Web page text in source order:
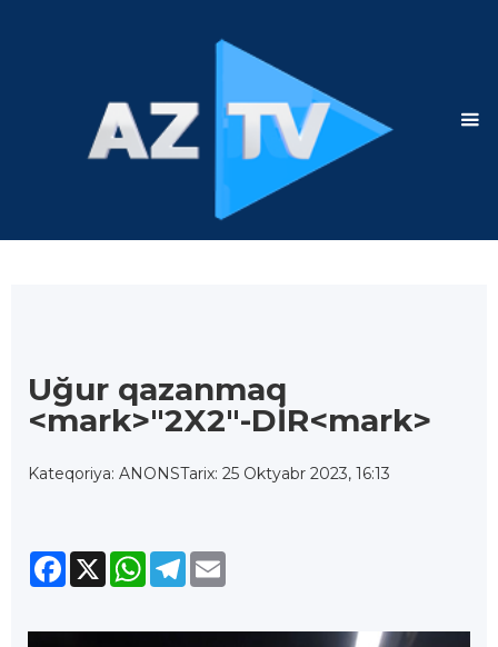
Uğur qazanmaq
<mark>"2X2"-DİR<mark>
Kateqoriya: ANONSTarix: 25 Oktyabr 2023, 16:13
Facebook
X WhatsApp
Telegram